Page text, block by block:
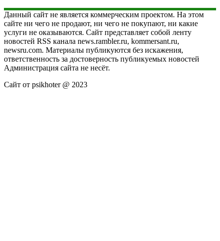
Данный сайт не является коммерческим проектом. На этом
сайте ни чего не продают, ни чего не покупают, ни какие
услуги не оказываются. Сайт представляет собой ленту
новостей RSS канала news.rambler.ru, kommersant.ru,
newsru.com. Материалы публикуются без искажения,
ответственность за достоверность публикуемых новостей
Администрация сайта не несёт.
Сайт от psikhoter @ 2023